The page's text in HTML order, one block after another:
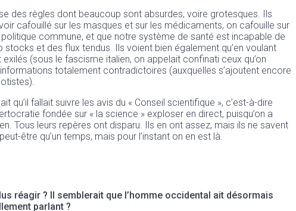
des règles dont beaucoup sont absurdes, voire grotesques. Ils
cafouillé sur les masques et sur les médicaments, on cafouille sur
commune, et que notre système de santé est incapable de
stocks et des flux tendus. Ils voient bien également qu’en voulant
(sous le fascisme italien, on appelait confinati ceux qu’on
totalement contradictoires (auxquelles s’ajoutent encore
fallait suivre les avis du « Conseil scientifique », c’est-à-dire
fondée sur « la science » exploser en direct, puisqu’on a
Tous leurs repères ont disparu. Ils en ont assez, mais ils ne savent
être qu’un temps, mais pour l’instant on en est là.
réagir ? Il semblerait que l’homme occidental ait désormais
parlant ?